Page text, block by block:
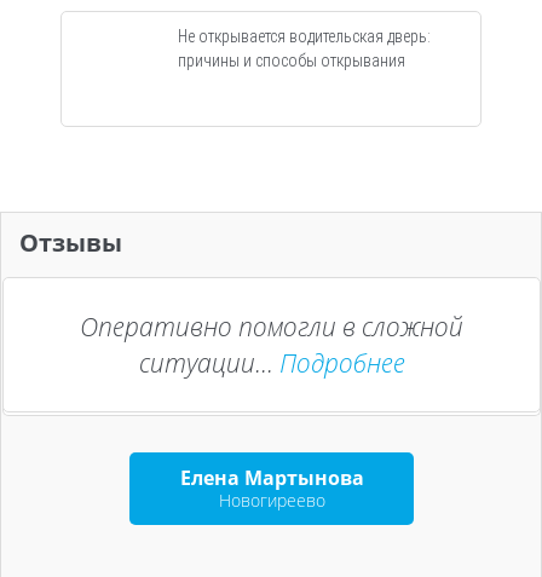
Не открывается водительская дверь:
причины и способы открывания
Отзывы
Оперативно помогли в сложной
ситуации... Подробнее
Елена Мартынова
Новогиреево